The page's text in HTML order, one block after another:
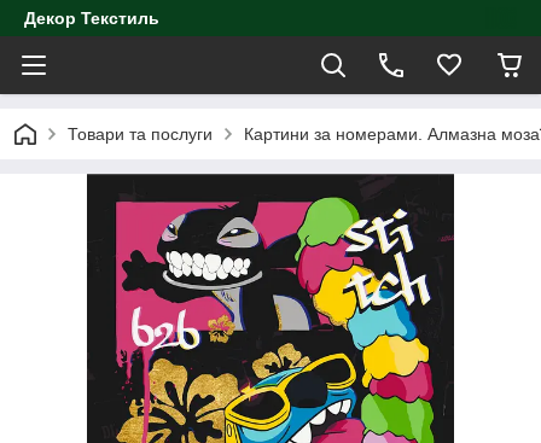
Декор Текстиль
Товари та послуги Картини за номерами. Алмазна